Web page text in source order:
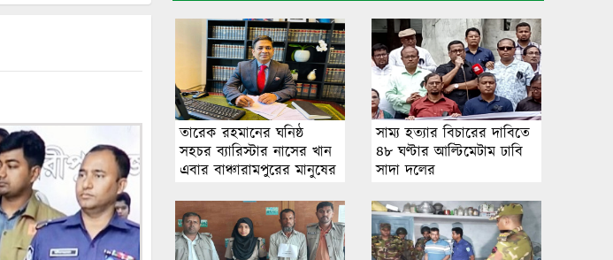
তারেক রহমানের ঘনিষ্ঠ
সহচর ব্যারিস্টার নাসের খান
এবার বাঞ্চারামপুরের মানুষের
সাম্য হত্যার বিচারের দা‌বি‌তে
৪৮ ঘণ্টার আ‌ল্টি‌মেটাম ঢাবি
সাদা দ‌লের